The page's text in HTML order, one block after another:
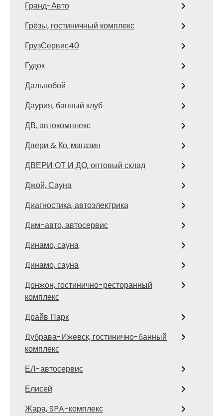
Гранд-Авто
Грёзы, гостиничный комплекс
ГрузСервис40
Гудок
Дальнобой
Даурия, банный клуб
ДВ, автокомплекс
Двери & Ко, магазин
ДВЕРИ ОТ И ДО, оптовый склад
Джой, Сауна
Диагностика, автоэлектрика
Дим-авто, автосервис
Динамо, сауна
Динамо, сауна
Донжон, гостинично-ресторанный
комплекс
Драйв Парк
Дубрава-Ижевск, гостинично-банный
комплекс
ЕЛ-автосервис
Елисей
Жара, SPA-комплекс